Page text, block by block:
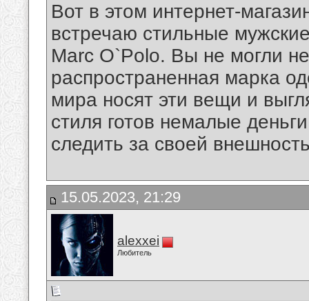
Вот в этом интернет-
встречаю стильные
Marc O`Polo. Вы не могли
распространенная марка
мира носят эти вещи и
стиля готов немалые
следить за своей
15.05.2023, 21:29
alexxei
Любитель